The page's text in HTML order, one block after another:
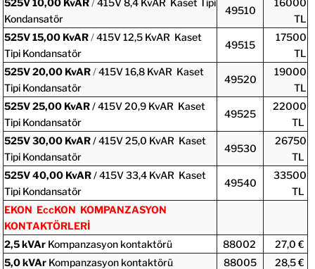
Kondansatör
49510
TL
525V 15,00 KvAR/415V 12,5 KvAR Kaset
Tipi Kondansatör
49515
17500
TL
525V 20,00 KvAR/415V 16,8 KvAR Kaset
Tipi Kondansatör
49520
19000
TL
525V 25,00 KvAR/ 415V 20,9 KvAR Kaset
Tipi Kondansatör
49525
22000
TL
525V 30,00 KvAR/ 415V 25,0 KvAR Kaset
Tipi Kondansatör
49530
26750
TL
525V 40,00 KvAR/ 415V 33,4 KvAR Kaset
Tipi Kondansatör
49540
33500
TL
EKON EccKON KOMPANZASYON
KONTAKTÖRLERİ
2,5 kVAr Kompanzasyon kontaktörü 88002
27,0 €
5,0 kVAr Kompanzasyon kontaktörü 88005
28,5 €